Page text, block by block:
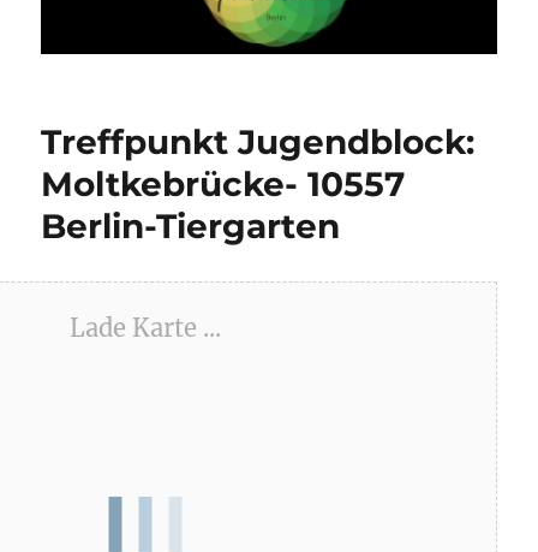
Treffpunkt Jugendblock:
Moltkebrücke- 10557
Berlin-Tiergarten
Lade Karte ...